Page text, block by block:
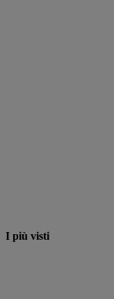
I più visti